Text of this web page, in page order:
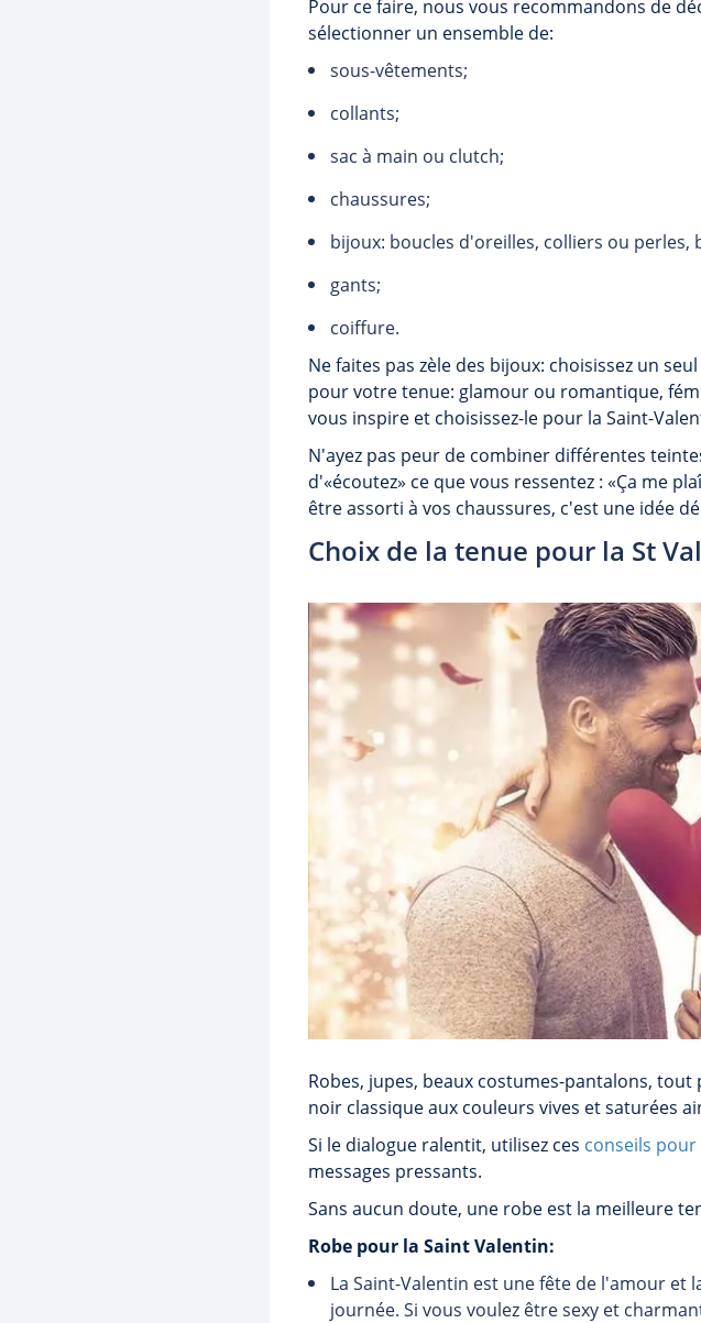
Pour ce faire, nous vous recommandons de
sélectionner un ensemble de:
sous-vêtements;
collants;
sac à main ou clutch;
chaussures;
bijoux: boucles d'oreilles, colliers ou perles,
gants;
coiffure.
Ne faites pas zèle des bijoux: choisissez un
pour votre tenue: glamour ou romantique,
vous inspire et choisissez-le pour la Saint-
N'ayez pas peur de combiner différentes
d'«écoutez» ce que vous ressentez : «Ça me
être assorti à vos chaussures, c'est une idée
Choix de la tenue pour la St
Robes, jupes, beaux costumes-pantalons,
noir classique aux couleurs vives et saturées
Si le dialogue ralentit, utilisez ces conseils
messages pressants.
Sans aucun doute, une robe est la meilleure
Robe pour la Saint Valentin:
La Saint-Valentin est une fête de l'amour
journée. Si vous voulez être sexy et